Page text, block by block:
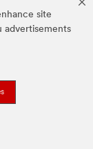
site
advertisements